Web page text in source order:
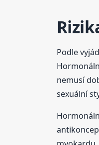
Podle
nemusí
sexuální